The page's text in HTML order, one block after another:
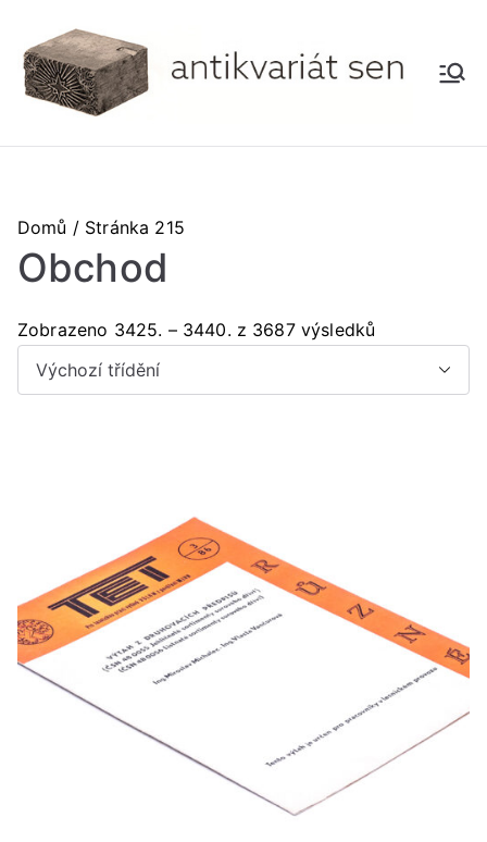
obsah
A
nti
se
Antikv
Domů / Stránka 215
Obchod
Zobrazeno 3425. – 3440. z 3687 výsledků